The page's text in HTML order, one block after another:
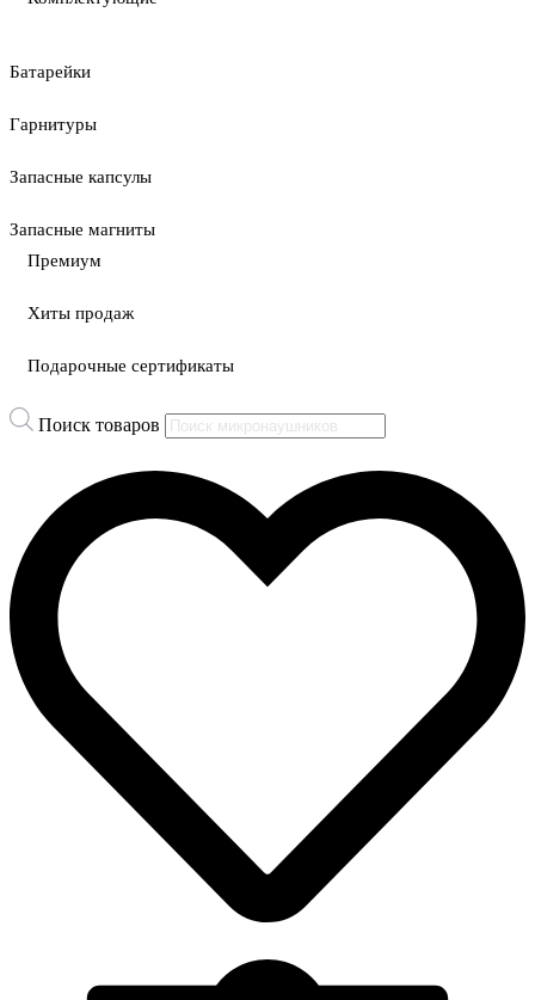
Батарейки
Гарнитуры
Запасные капсулы
Запасные магниты
Премиум
Хиты продаж
Подарочные сертификаты
Поиск товаров